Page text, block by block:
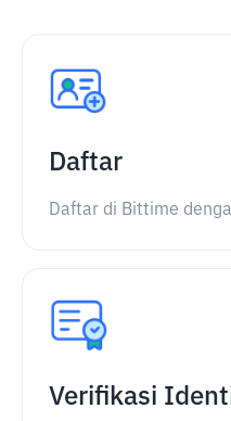
Daftar
Daftar di Bittime
Verifikasi